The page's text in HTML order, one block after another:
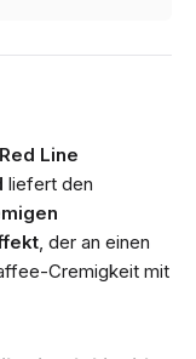
Line
liefert den
, der an einen
Cremigkeit mit